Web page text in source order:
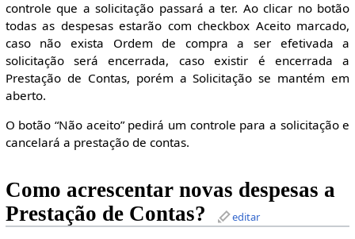
controle que a solicitação passará a ter. Ao clicar no botão
todas as despesas estarão com checkbox Aceito marcado,
caso não exista Ordem de compra a ser efetivada a
solicitação será encerrada, caso existir é encerrada a
Prestação de Contas, porém a Solicitação se mantém em
aberto.
O botão “Não aceito” pedirá um controle para a solicitação e
cancelará a prestação de contas.
Como acrescentar novas despesas a
Prestação de Contas?
editar